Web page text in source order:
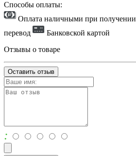
Способы оплаты:
Оплата наличными при получении
перевод
Банковской картой
Отзывы о товаре
Оставить отзыв
: